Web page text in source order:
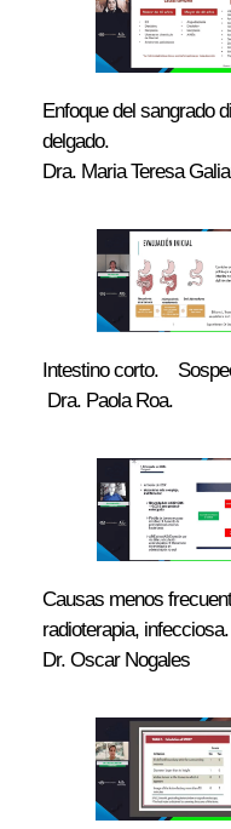
Enfoque del sangrado
delgado.
Dra. Maria Teresa
Intestino corto.
Dra. Paola Roa.
Causas menos
radioterapia, infecciosa.
Dr. Oscar Nogales